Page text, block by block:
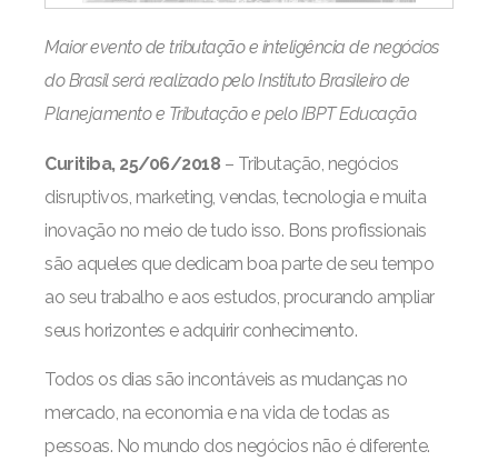
Maior evento de tributação e inteligência de negócios
do Brasil será realizado pelo Instituto Brasileiro de
Planejamento e Tributação e pelo IBPT Educação.
Curitiba, 25/06/2018 – Tributação, negócios
disruptivos, marketing, vendas, tecnologia e muita
inovação no meio de tudo isso. Bons profissionais
são aqueles que dedicam boa parte de seu tempo
ao seu trabalho e aos estudos, procurando ampliar
seus horizontes e adquirir conhecimento.
Todos os dias são incontáveis as mudanças no
mercado, na economia e na vida de todas as
pessoas. No mundo dos negócios não é diferente.